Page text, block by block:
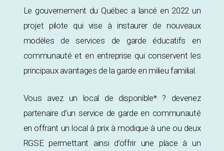
Le gouvernement du Québec a lancé en 2022 un
projet pilote qui vise à instaurer de nouveaux
modèles de services de garde éducatifs en
communauté et en entreprise qui conservent les
principaux avantages de la garde en milieu familial.
Vous avez un local de disponible* ? devenez
partenaire d’un service de garde en communauté
en offrant un local à prix à modique à une ou deux
RGSE permettant ainsi d’offrir une place à un